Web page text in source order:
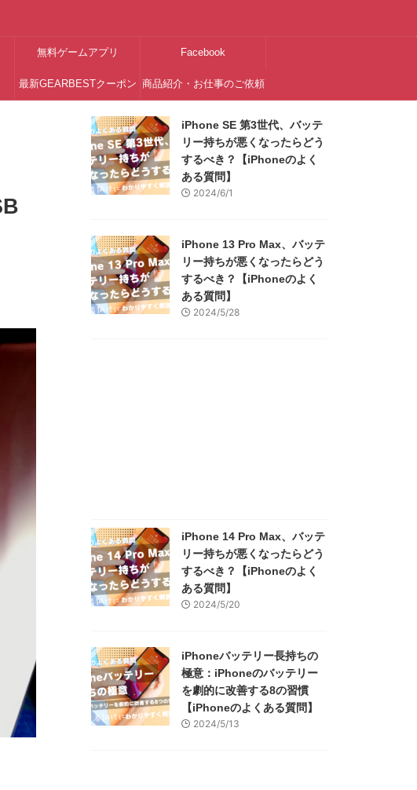
無料ゲームアプリ Facebook
最新GEARBESTクーポン 商品紹介・お仕事のご依頼
iPhone SE 第3世代、バッテ
リー持ちが悪くなったらどう
するべき？【iPhoneのよく
ある質問】
2024/6/1
iPhone 13 Pro Max、バッテ
リー持ちが悪くなったらどう
するべき？【iPhoneのよく
ある質問】
2024/5/28
iPhone 14 Pro Max、バッテ
リー持ちが悪くなったらどう
するべき？【iPhoneのよく
ある質問】
2024/5/20
iPhoneバッテリー長持ちの
極意：iPhoneのバッテリー
を劇的に改善する8の習慣
【iPhoneのよくある質問】
2024/5/13